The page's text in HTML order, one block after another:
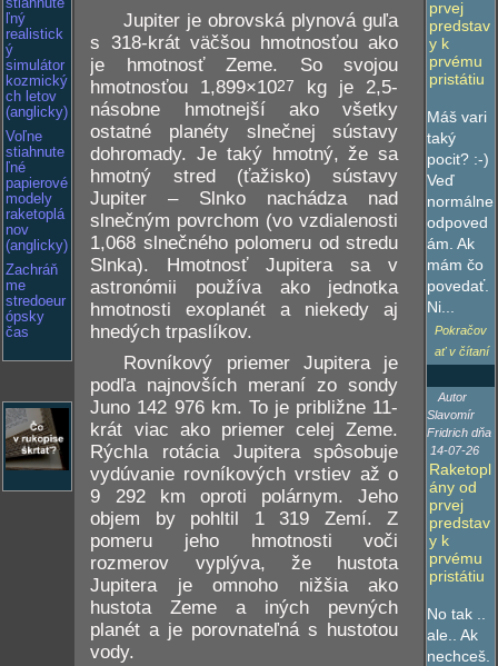
stiahnute
ľný
realistick
ý
simulátor
kozmický
ch letov
(anglicky)
Voľne
stiahnute
ľné
papierové
modely
raketoplá
nov
(anglicky)
Zachráň
me
stredoeur
ópsky
čas
Jupiter je obrovská plynová guľa
s 318-krát väčšou hmotnosťou ako
je hmotnosť Zeme. So svojou
hmotnosťou 1,899×1027
kg je 2,5-
násobne hmotnejší ako všetky
ostatné planéty slnečnej sústavy
dohromady. Je taký hmotný, že sa
hmotný stred (ťažisko) sústavy
Jupiter – Slnko nachádza nad
slnečným povrchom (vo vzdialenosti
1,068 slnečného polomeru od stredu
Slnka). Hmotnosť Jupitera sa v
astronómii používa ako jednotka
hmotnosti exoplanét a niekedy aj
hnedých trpaslíkov.
Rovníkový priemer Jupitera je
podľa najnovších meraní zo sondy
Juno 142 976 km. To je približne 11-
krát viac ako priemer celej Zeme.
Rýchla rotácia Jupitera spôsobuje
vydúvanie rovníkových vrstiev až o
9 292 km oproti polárnym. Jeho
objem by pohltil 1 319 Zemí. Z
pomeru jeho hmotnosti voči
rozmerov vyplýva, že hustota
Jupitera je omnoho nižšia ako
hustota Zeme a iných pevných
planét a je porovnateľná s hustotou
vody.
prvej
predstav
y k
prvému
pristátiu
Máš vari
taký
pocit? :-)
Veď
normálne
odpoved
ám. Ak
mám čo
povedať.
Ni...
Pokračov
ať v čítaní
Autor
Slavomír
Fridrich dňa
14-07-26
Raketopl
ány od
prvej
predstav
y k
prvému
pristátiu
No tak ..
ale.. Ak
nechceš.